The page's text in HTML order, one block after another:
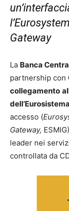
Gateway
La Banca
partnership con
collegamento
dell’Eurosistema
accesso (
Gateway,
leader nei
controllata da